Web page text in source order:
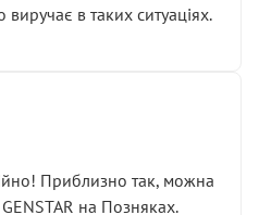
рідини потрібно
циліндром у
розуміється на техніці,
а як максимум —
замість елементарних
візит. Раніше міняв у
в таких ситуаціях.
Приблизно так, можна
на Позняках.